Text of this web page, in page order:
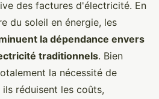
des factures d'électricité. En
du soleil en énergie, les
la dépendance envers
traditionnels. Bien
la nécessité de
réduisent les coûts,